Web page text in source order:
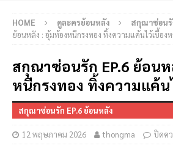
HOME ดูละครย้อนหลัง สกุณาซ่อน
ย้อนหลัง : อุ้มท้องหนีกรงทอง ทิ้งความแค้นไว้เบื้อง
สกุณาซ่อนรัก EP.6 ย้อน
หนีกรงทอง ทิ้งความแค้น
สกุณาซ่อนรัก EP.6 ย้อนหลัง
12 พฤษภาคม 2026 thongma ปิดค